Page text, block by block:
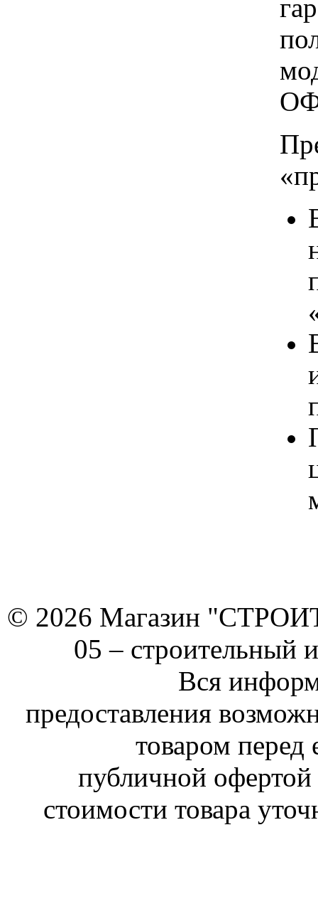
© 2026 Магазин
05 – строительный
Вся
предоставления
товаром перед
публичной
стоимости товара